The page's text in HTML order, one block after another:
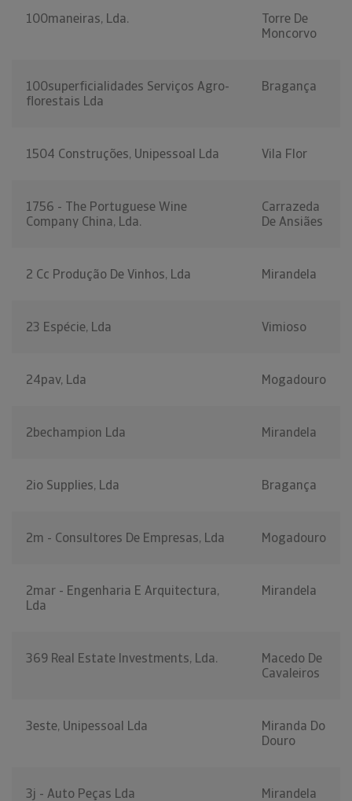
100maneiras, Lda.
Torre De
Moncorvo
100superficialidades Serviços Agro-
florestais Lda
Bragança
1504 Construções, Unipessoal Lda Vila Flor
1756 - The Portuguese Wine
Company China, Lda.
Carrazeda
De Ansiães
2 Cc Produção De Vinhos, Lda Mirandela
23 Espécie, Lda Vimioso
24pav, Lda Mogadouro
2bechampion Lda Mirandela
2io Supplies, Lda Bragança
2m - Consultores De Empresas, Lda Mogadouro
2mar - Engenharia E Arquitectura,
Lda
Mirandela
369 Real Estate Investments, Lda.
Macedo De
Cavaleiros
3este, Unipessoal Lda
Miranda Do
Douro
3j - Auto Peças Lda Mirandela